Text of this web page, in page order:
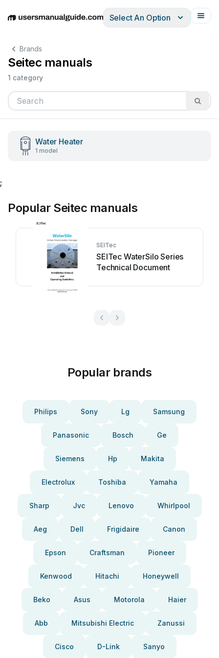
EnglishDeutschEspañolItalianoFrançais
Select An Option
Brands
Seitec manuals
1 category
Water Heater
1 model
;
Popular Seitec manuals
SEITec
SEITec WaterSilo Series
Technical Document
Popular brands
Philips Sony Lg Samsung
Panasonic Bosch Ge
Siemens Hp Makita
Electrolux Toshiba Yamaha
Sharp Jvc Lenovo Whirlpool
Aeg Dell Frigidaire Canon
Epson Craftsman Pioneer
Kenwood Hitachi Honeywell
Beko Asus Motorola Haier
Abb Mitsubishi Electric Zanussi
Cisco D-Link Sanyo